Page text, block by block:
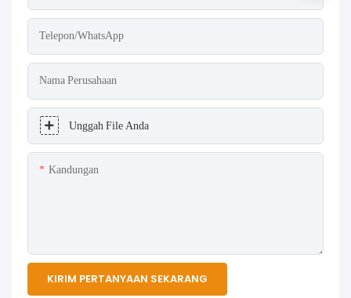
Telepon/WhatsApp
Nama Perusahaan
Unggah File Anda
Kandungan
KIRIM PERTANYAAN SEKARANG